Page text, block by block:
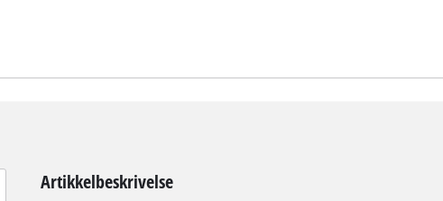
Artikkelbeskrivelse